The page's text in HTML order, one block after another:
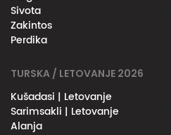
Sivota
Zakintos
Perdika
TURSKA / LETOVANJE 2026
Kušadasi | Letovanje
Sarimsakli | Letovanje
Alanja